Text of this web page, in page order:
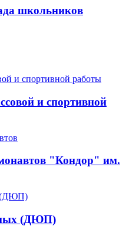
школьников
и спортивной
"Кондор" им.
(ДЮП)